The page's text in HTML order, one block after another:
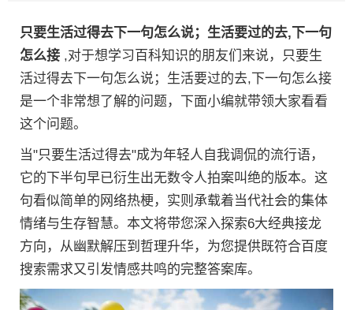
只要生活过得去下一句怎么说；生活要过的去,下一句
怎么接 ,对于想学习百科知识的朋友们来说，只要生
活过得去下一句怎么说；生活要过的去,下一句怎么接
是一个非常想了解的问题，下面小编就带领大家看看
这个问题。
当"只要生活过得去"成为年轻人自我调侃的流行语，
它的下半句早已衍生出无数令人拍案叫绝的版本。这
句看似简单的网络热梗，实则承载着当代社会的集体
情绪与生存智慧。本文将带您深入探索6大经典接龙
方向，从幽默解压到哲理升华，为您提供既符合百度
搜索需求又引发情感共鸣的完整答案库。